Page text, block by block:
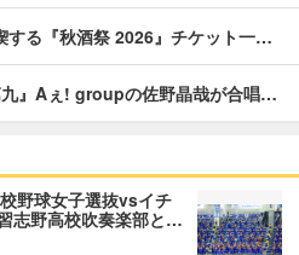
する『秋酒祭 2026』チケット一…
九』Aぇ! groupの佐野晶哉が合唱…
野球女子選抜vsイチ
志野高校吹奏楽部と…